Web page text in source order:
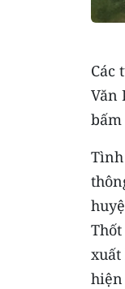
Các
Văn
xuất
hiện